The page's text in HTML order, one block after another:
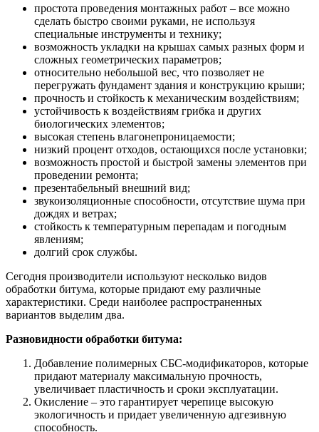
простота проведения монтажных работ – все можно
сделать быстро своими руками, не используя
специальные инструменты и технику;
возможность укладки на крышах самых разных форм и
сложных геометрических параметров;
относительно небольшой вес, что позволяет не
перегружать фундамент здания и конструкцию крыши;
прочность и стойкость к механическим воздействиям;
устойчивость к воздействиям грибка и других
биологических элементов;
высокая степень влагонепроницаемости;
низкий процент отходов, остающихся после установки;
возможность простой и быстрой замены элементов при
проведении ремонта;
презентабельный внешний вид;
звукоизоляционные способности, отсутствие шума при
дождях и ветрах;
стойкость к температурным перепадам и погодным
явлениям;
долгий срок службы.
Сегодня производители используют несколько видов
обработки битума, которые придают ему различные
характеристики. Среди наиболее распространенных
вариантов выделим два.
Разновидности обработки битума:
Добавление полимерных СБС-модификаторов, которые
придают материалу максимальную прочность,
увеличивает пластичность и сроки эксплуатации.
Окисление – это гарантирует черепице высокую
экологичность и придает увеличенную адгезивную
способность.